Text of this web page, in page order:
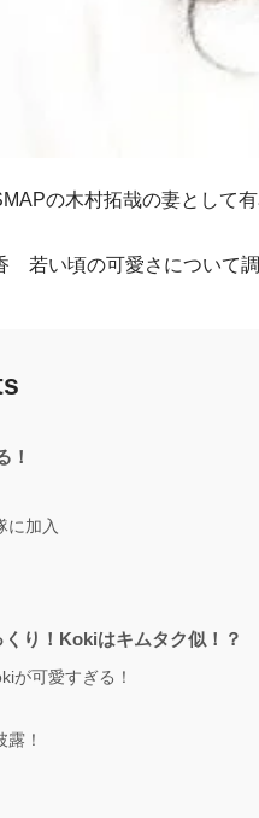
の木村拓哉の妻として
若い頃の可愛さについて調
！
に加入
り！Kokiはキムタク似！？
が可愛すぎる！
！